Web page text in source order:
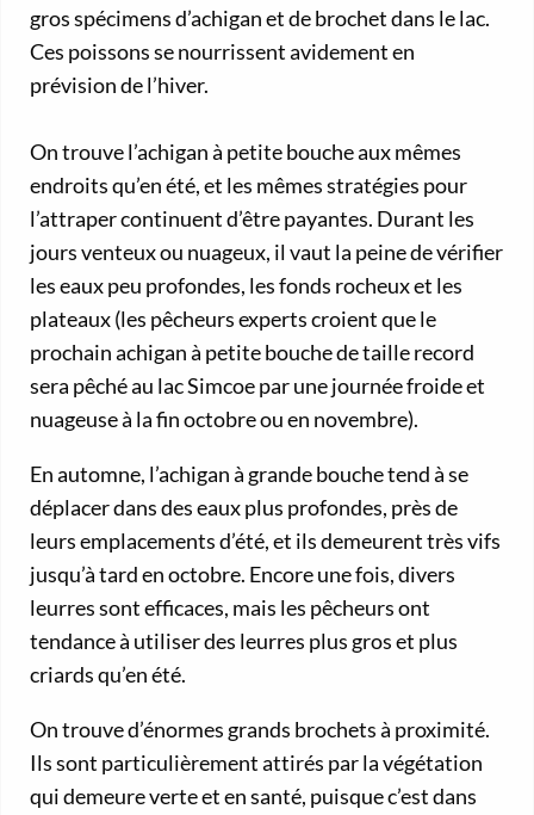
gros spécimens d’achigan et de brochet dans le lac.
Ces poissons se nourrissent avidement en
prévision de l’hiver.
On trouve l’achigan à petite bouche aux mêmes
endroits qu’en été, et les mêmes stratégies pour
l’attraper continuent d’être payantes. Durant les
jours venteux ou nuageux, il vaut la peine de vérifier
les eaux peu profondes, les fonds rocheux et les
plateaux (les pêcheurs experts croient que le
prochain achigan à petite bouche de taille record
sera pêché au lac Simcoe par une journée froide et
nuageuse à la fin octobre ou en novembre).
En automne, l’achigan à grande bouche tend à se
déplacer dans des eaux plus profondes, près de
leurs emplacements d’été, et ils demeurent très vifs
jusqu’à tard en octobre. Encore une fois, divers
leurres sont efficaces, mais les pêcheurs ont
tendance à utiliser des leurres plus gros et plus
criards qu’en été.
On trouve d’énormes grands brochets à proximité.
Ils sont particulièrement attirés par la végétation
qui demeure verte et en santé, puisque c’est dans